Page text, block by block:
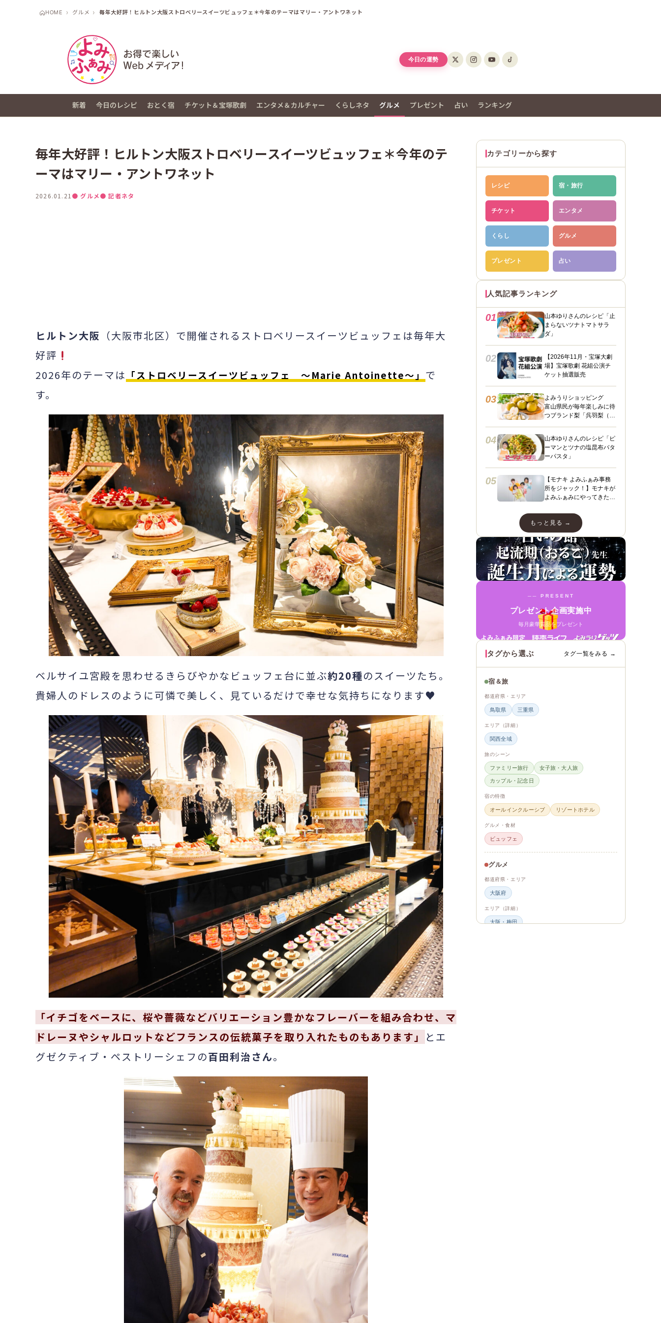
HOME グルメ 毎年大好評！ヒルトン大阪ストロベリースイーツビュッフェ＊今年のテーマはマリー・アントワネット
今日の運勢
新着 今日のレシピ おとく宿 チケット＆宝塚歌劇 エンタメ＆カルチャー くらしネタ グルメ プレゼント 占い ランキング
毎年大好評！ヒルトン大阪ストロベリースイーツビュッフェ＊今年のテ
ーマはマリー・アントワネット
2026.01.21 ● グルメ● 記者ネタ
ヒルトン大阪 （大阪市北区）で開催されるストロベリースイーツビュッフェは毎年大
好評
2026年のテーマは 「ストロベリースイーツビュッフェ ～Marie Antoinette～」 で
す。
ベルサイユ宮殿を思わせるきらびやかなビュッフェ台に並ぶ約20種のスイーツたち。
貴婦人のドレスのように可憐で美しく、見ているだけで幸せな気持ちになります♥️
「イチゴをベースに、桜や薔薇などバリエーション豊かなフレーバーを組み合わせ、マ
ドレーヌやシャルロットなどフランスの伝統菓子を取り入れたものもあります」
とエ
グゼクティブ・ペストリーシェフの百田利治さん。
カテゴリーから探す
レシピ 宿・旅行
チケット エンタメ
くらし グルメ
プレゼント 占い
人気記事ランキング
01
山本ゆりさんのレシピ「止
まらないツナトマトサラ
ダ」
02
【2026年11月・宝塚大劇
場】宝塚歌劇 花組公演チ
ケット抽選販売
03
よみうりショッピング
富山県民が毎年楽しみに待
つブランド梨「呉羽梨（幸
04
山本ゆりさんのレシピ「ピ
ーマンとツナの塩昆布バタ
ーパスタ」
05
【モナキ よみふぁみ事務
所をジャック！】モナキが
よみふぁみにやってきた！
ダンスあり☆スペシャルイ
ンタビューも＼（＾ ＾）
／
もっと見る →
占いを見る →
── PRESENT
プレゼント企画実施中
毎月豪華賞品をプレゼント
タグから選ぶ タグ一覧をみる →
宿＆旅
都道府県・エリア
鳥取県 三重県
エリア（詳細）
関西全域
旅のシーン
ファミリー旅行 女子旅・大人旅
カップル・記念日
宿の特徴
オールインクルーシブ リゾートホテル
グルメ・食材
ビュッフェ
グルメ
都道府県・エリア
大阪府
エリア（詳細）
大阪・梅田